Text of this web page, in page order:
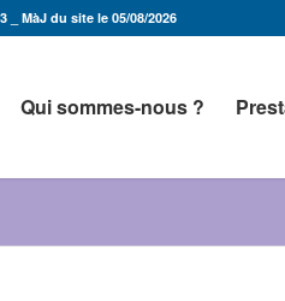
_ MàJ du site le 05/08/2026
Qui sommes-nous ?